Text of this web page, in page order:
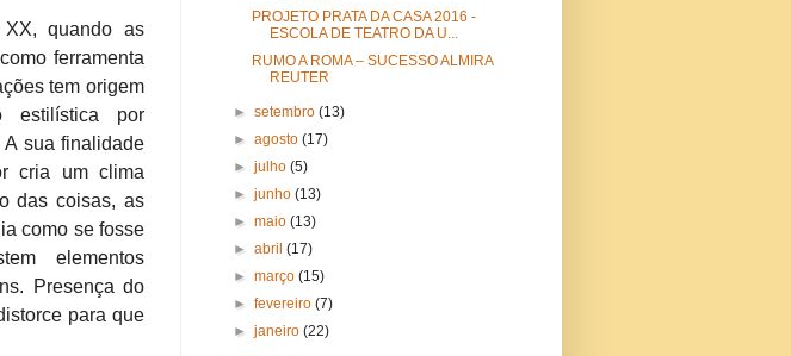
quando as
ferramenta
tem origem
estilística por
sua finalidade
cria um clima
das coisas, as
como se fosse
elementos
Presença do
para que
PROJETO PRATA DA CASA 2016 -
ESCOLA DE TEATRO DA U...
RUMO A ROMA – SUCESSO ALMIRA
REUTER
►setembro(13)
►agosto(17)
►julho(5)
►junho(13)
►maio(13)
►abril(17)
►março(15)
►fevereiro(7)
►janeiro(22)